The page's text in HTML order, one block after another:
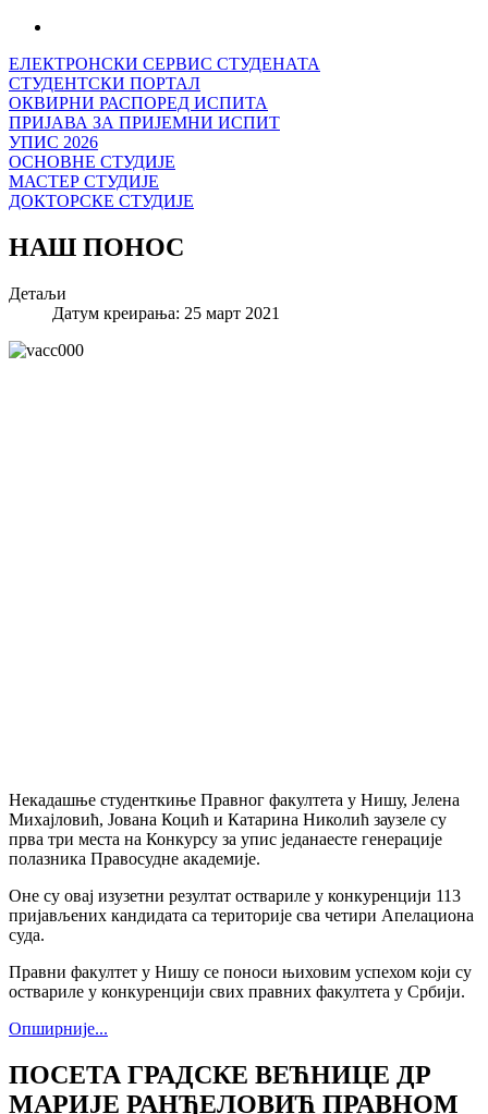
ЕЛЕКТРОНСКИ СЕРВИС СТУДЕНАТА
СТУДЕНТСКИ ПОРТАЛ
ОКВИРНИ РАСПОРЕД ИСПИТА
ПРИЈАВА ЗА ПРИЈЕМНИ ИСПИТ
УПИС 2026
ОСНОВНЕ СТУДИЈЕ
МАСТЕР СТУДИЈЕ
ДОКТОРСКЕ СТУДИЈЕ
НАШ ПОНОС
Детаљи
Датум креирања: 25 март 2021
Некадашње студенткиње Правног факултета у Нишу, Јелена
Михајловић, Јована Коцић и Катарина Николић заузеле су
прва три места на Конкурсу за упис једанаесте генерације
полазника Правосудне академије.
Оне су овај изузетни резултат оствариле у конкуренцији 113
пријављених кандидата са територије сва четири Апелациона
суда.
Правни факултет у Нишу се поноси њиховим успехом који су
оствариле у конкуренцији свих правних факултета у Србији.
Опширније...
ПОСЕТА ГРАДСКЕ ВЕЋНИЦЕ ДР
МАРИЈЕ РАНЂЕЛОВИЋ ПРАВНОМ